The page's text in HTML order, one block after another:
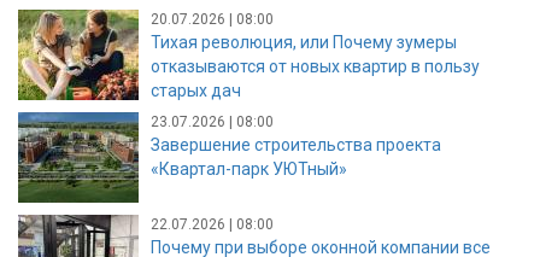
20.07.2026 | 08:00
Тихая революция, или Почему зумеры
отказываются от новых квартир в пользу
старых дач
23.07.2026 | 08:00
Завершение строительства проекта
«Квартал-парк УЮТный»
22.07.2026 | 08:00
Почему при выборе оконной компании все